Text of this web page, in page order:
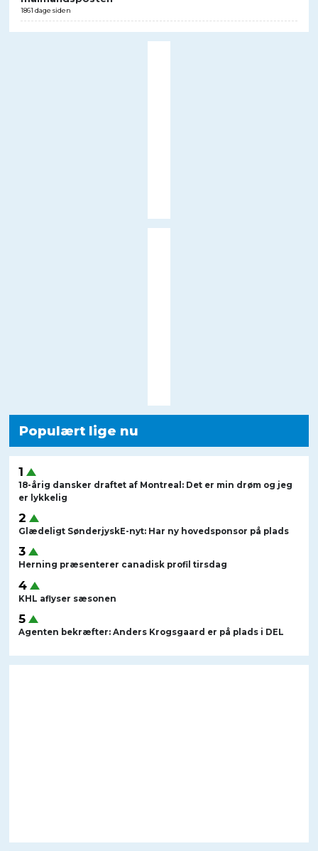
1861 dage siden
Populært lige nu
18-årig dansker draftet af Montreal: Det er min drøm og jeg
er lykkelig
Glædeligt SønderjyskE-nyt: Har ny hovedsponsor på plads
Herning præsenterer canadisk profil tirsdag
KHL aflyser sæsonen
Agenten bekræfter: Anders Krogsgaard er på plads i DEL